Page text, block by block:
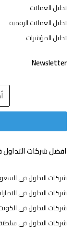
تحليل العملات
تحليل العملات الرقمية
تحليل المؤشرات
Newsletter
افضل شركات
شركات التداول في
شركات التداول في
شركات التداول في
شركات التداول في